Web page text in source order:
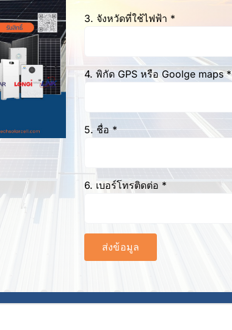
3. จังหวัดที่ใช้ไฟฟ้า *
4. พิกัด GPS หรือ Goolge maps *
5. ชื่อ *
6. เบอร์โทรติดต่อ *